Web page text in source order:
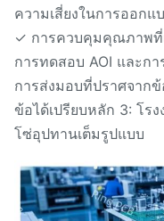
ความเสี่ยงในการออก
✓ การควบคุมคุณภาพที่
การทดสอบ AOI และกา
การส่งมอบที่ปราศจาก
ข้อได้เปรียบหลัก 3: โร
โซ่อุปทานเต็มรูปแบบ